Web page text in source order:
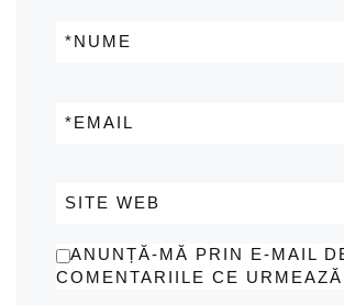
NUME
*
EMAIL
*
SITE WEB
ANUNȚĂ-MĂ PRIN E-MAIL
COMENTARIILE CE